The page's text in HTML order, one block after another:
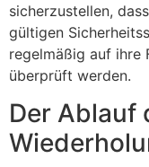
sicherzustellen,
gültigen
regelmäßig auf ihre
überprüft werden.
Der Ablauf